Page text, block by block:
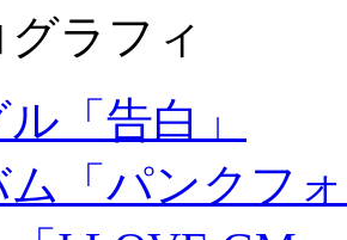
ラフィ
「告白」
ム「パンクフ